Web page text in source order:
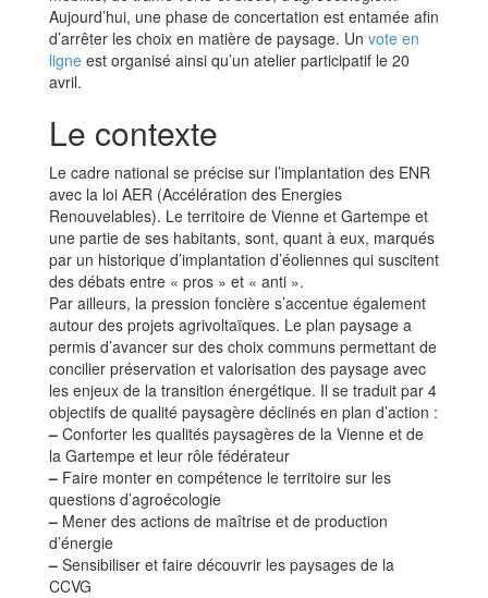
Aujourd’hui, une phase de concertation est entamée afin
d’arrêter les choix en matière de paysage. Un vote en
ligne est organisé ainsi qu’un atelier participatif le 20
avril.
Le contexte
Le cadre national se précise sur l’implantation des ENR
avec la loi AER (Accélération des Energies
Renouvelables). Le territoire de Vienne et Gartempe et
une partie de ses habitants, sont, quant à eux, marqués
par un historique d’implantation d’éoliennes qui suscitent
des débats entre « pros » et « anti ».
Par ailleurs, la pression foncière s’accentue également
autour des projets agrivoltaïques. Le plan paysage a
permis d’avancer sur des choix communs permettant de
concilier préservation et valorisation des paysage avec
les enjeux de la transition énergétique. Il se traduit par 4
objectifs de qualité paysagère déclinés en plan d’action :
– Conforter les qualités paysagères de la Vienne et de
la Gartempe et leur rôle fédérateur
– Faire monter en compétence le territoire sur les
questions d’agroécologie
– Mener des actions de maîtrise et de production
d’énergie
– Sensibiliser et faire découvrir les paysages de la
CCVG